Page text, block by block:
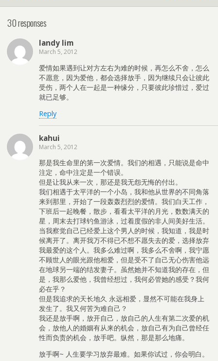
30 responses
landy lim
March 5, 2012
爱情如果遇到让对方左右为难的时候，再怎么不舍，怎么
不愿意，因为爱他，都会选择放手，因为继续只会让彼此
受伤，两个人在一起是一种缘分，只要彼此珍惜过，爱过
就已足够。
Reply
kahui
March 5, 2012
那是我生命里的第一次爱情。我们的相遇，只能说是命中
注定，命中注定是一个错误。
但是让我从来一次，那还是我无怨无悔的付出。
我们相遇于太平洋的一个小岛，我和他从世界的不同角落
来到那里，开始了一段轰轰烈烈的爱情。我们白天工作，
下班后一起晚餐，散步，看看太平洋的月光，数数满天的
星，周末去打球钓鱼游泳，过着度假的非人间美好生活。
当我察觉自己已经爱上这个男人的时候，我知道，我是时
候离开了。离开我万不得已不想不愿失去的爱，选择放弃
我最爱的这个人。我多么难过啊，我多么不舍啊，我宁愿
不顾世人的眼光跟他相爱，但是受不了自己无心伤害他远
在地球另一端的结发妻子。虽然她并不知道我的存在，但
是，我那么爱他，我曾经想过，我何必管她的感受？我何
必在乎？
但是我追求的天长地久 永远相爱，显然不可能在我身上
发生了。我又何苦为难自己？
我还是放手啊，放开自己，放自己的人生有第二次爱的机
会，放他人的婚姻有从来的机会，放自己有为自己曾经任
性而负责的机会，放手吧。纵然，那是那么地痛。
放手啊~ 人生要学习放弃最难。如果你试过，你会明白。